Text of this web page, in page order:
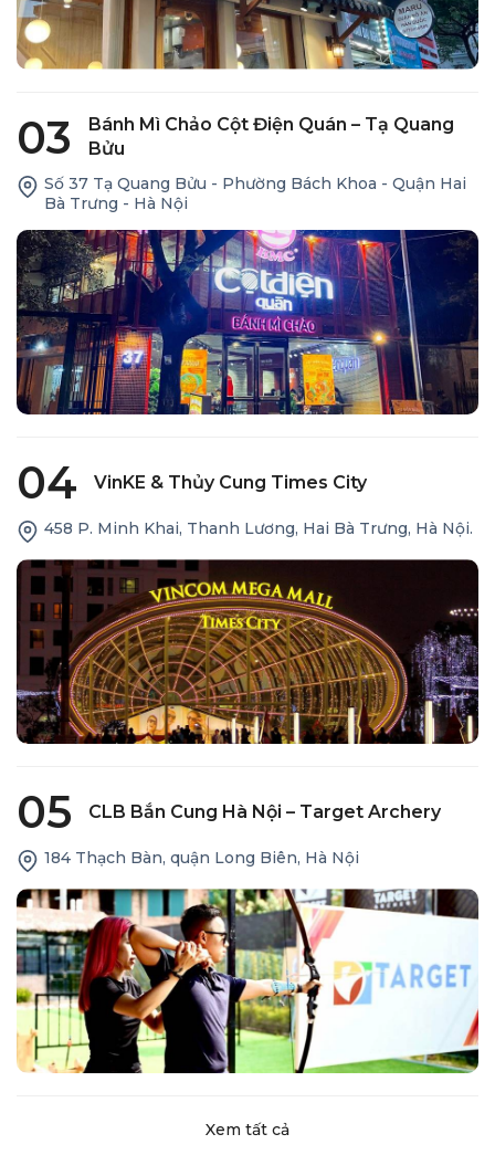
03
Bánh Mì Chảo Cột Điện Quán – Tạ Quang
Bửu
Số 37 Tạ Quang Bửu - Phường Bách Khoa - Quận Hai
Bà Trưng - Hà Nội
04 VinKE & Thủy Cung Times City
458 P. Minh Khai, Thanh Lương, Hai Bà Trưng, Hà Nội.
05 CLB Bắn Cung Hà Nội – Target Archery
184 Thạch Bàn, quận Long Biên, Hà Nội
Xem tất cả